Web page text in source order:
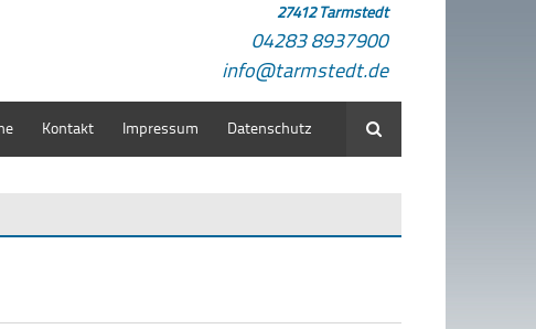
27412 Tarmstedt
04283 8937900
info@tarmstedt.de
Kontakt Impressum Datenschutz Suche